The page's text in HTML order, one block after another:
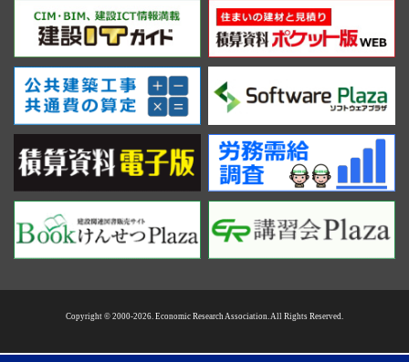
Copyright © 2000-2026. Economic Research Association. All Rights Reserved.